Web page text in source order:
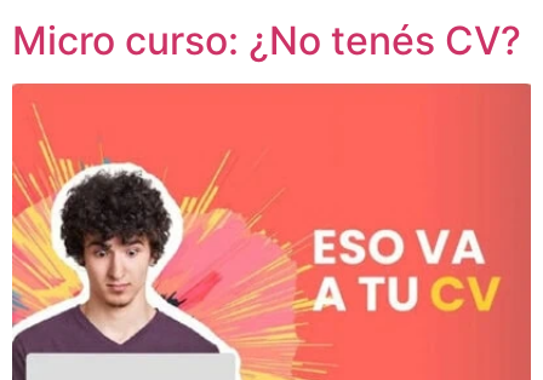
Micro curso: ¿No tenés CV?